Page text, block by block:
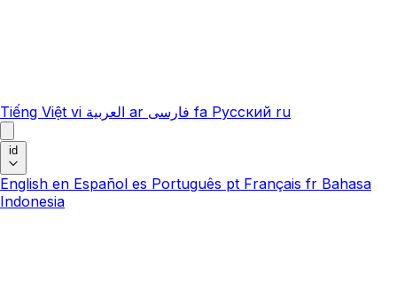
Tiếng Việt vi العربية ar فارسی fa Русский ru
id
English en Español es Português pt Français fr Bahasa
Indonesia